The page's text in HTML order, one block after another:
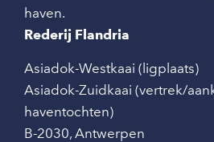
haven.
Rederij Flandria
Asiadok-Westkaai (ligplaats)
Asiadok-Zuidkaai (vertrek/
haventochten)
B-2030, Antwerpen